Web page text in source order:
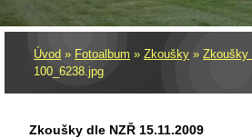
Úvod » Fotoalbum » Zkoušky » Zkoušky
100_6238.jpg
Zkoušky dle NZŘ 15.11.2009